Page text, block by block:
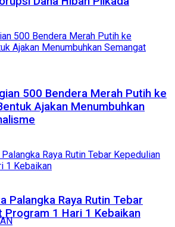
500 Bendera Merah Putih ke
Ajakan Menumbuhkan
Palangka Raya Rutin Tebar
Program 1 Hari 1 Kebaikan